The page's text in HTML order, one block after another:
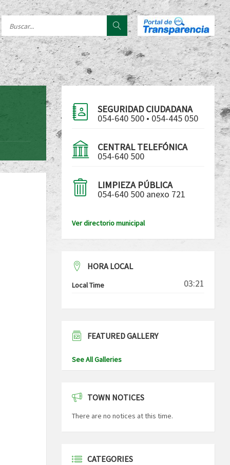
SEGURIDAD CIUDADANA
054-640 500 • 054-445 050
CENTRAL TELEFÓNICA
054-640 500
LIMPIEZA PÚBLICA
054-640 500 anexo 721
Ver directorio municipal
HORA LOCAL
Local Time 03:21
FEATURED GALLERY
See All Galleries
TOWN NOTICES
There are no notices at this time.
CATEGORIES